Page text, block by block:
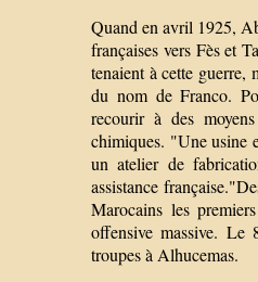
Quand en avril 1925,
françaises vers Fès et
tenaient à cette guerre,
du nom de Franco.
recourir à des
chimiques. "Une usine
un atelier de
assistance
Marocains les
offensive massive. Le
troupes à Alhucemas.